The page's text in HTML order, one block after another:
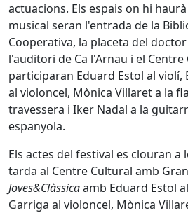
actuacions. Els espais on hi
musical seran l'entrada de la
Cooperativa, la placeta del
l'auditori de Ca l'Arnau i el Centre
participaran Eduard Estol al violí,
al violoncel, Mònica Villaret a la
travessera i Iker Nadal a la
espanyola.
Els actes del festival es clouran a
tarda al Centre Cultural amb
Joves&Clàssicaamb Eduard Estol
Garriga al violoncel, Mònica